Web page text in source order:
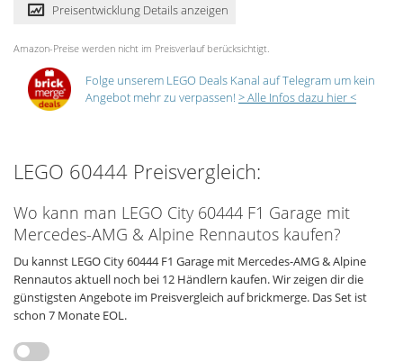
Preisentwicklung Details anzeigen
Amazon-Preise werden nicht im Preisverlauf berücksichtigt.
Folge unserem LEGO Deals Kanal auf Telegram um kein
Angebot mehr zu verpassen! > Alle Infos dazu hier <
LEGO 60444 Preisvergleich:
Wo kann man LEGO City 60444 F1 Garage mit
Mercedes-AMG & Alpine Rennautos kaufen?
Du kannst LEGO City 60444 F1 Garage mit Mercedes-AMG & Alpine
Rennautos aktuell noch bei 12 Händlern kaufen. Wir zeigen dir die
günstigsten Angebote im Preisvergleich auf brickmerge. Das Set ist
schon 7 Monate EOL.